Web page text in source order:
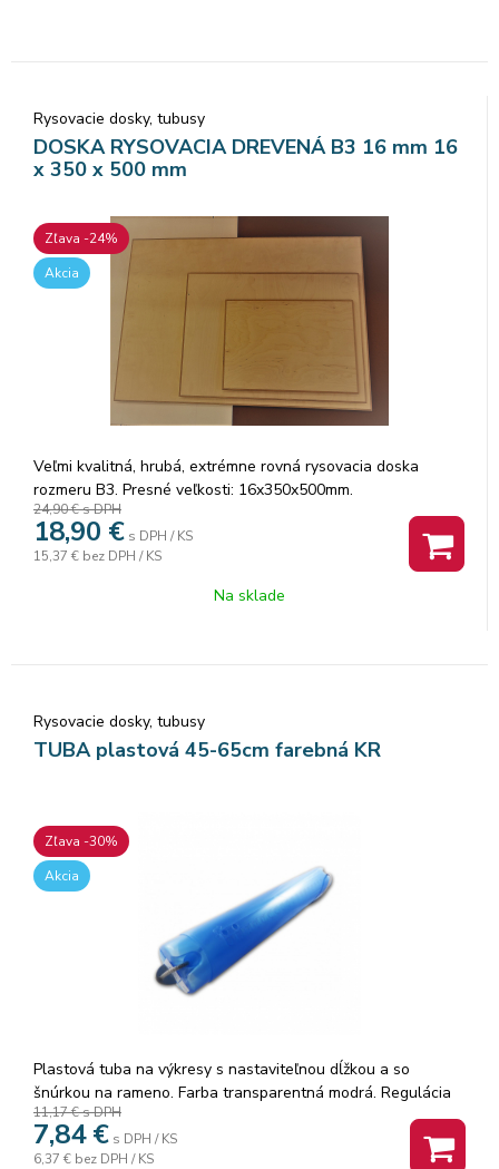
Rysovacie dosky, tubusy
DOSKA RYSOVACIA DREVENÁ B3 16 mm 16
x 350 x 500 mm
Zľava -24%
Akcia
Veľmi kvalitná, hrubá, extrémne rovná rysovacia doska
rozmeru B3. Presné veľkosti: 16x350x500mm.
24,90 €s DPH
18,90 € s DPH / KS
15,37 € bez DPH / KS
Na sklade
Rysovacie dosky, tubusy
TUBA plastová 45-65cm farebná KR
Zľava -30%
Akcia
Plastová tuba na výkresy s nastaviteľnou dĺžkou a so
šnúrkou na rameno. Farba transparentná modrá. Regulácia
dĺžky tuby je cez systém zámkov. Ideálne na úschovu
výkresov A3-A1. Rozmery: 45-65 cm, priemer tuby je 7,5 cm
11,17 €s DPH
7,84 € s DPH / KS
6,37 € bez DPH / KS